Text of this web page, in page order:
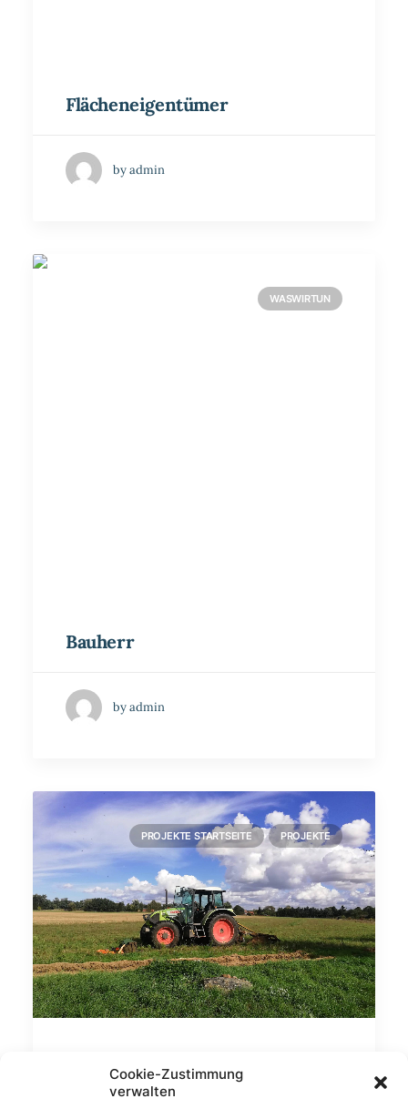
Cookie-Zustimmung
verwalten
Flächeneigentümer
by admin
WASWIRTUN
Bauherr
by admin
PROJEKTE STARTSEITE PROJEKTE
Erstaufforstung als
Kompensationsmaßnahme